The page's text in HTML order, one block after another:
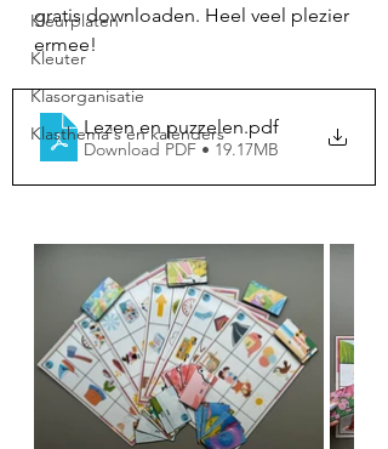
Kleurplaten
Kleuter
Klasorganisatie
Klasthema's en kalenders
gratis downloaden. Heel veel plezier
ermee!
Lezen en puzzelen.pdf
Download PDF • 19.17MB